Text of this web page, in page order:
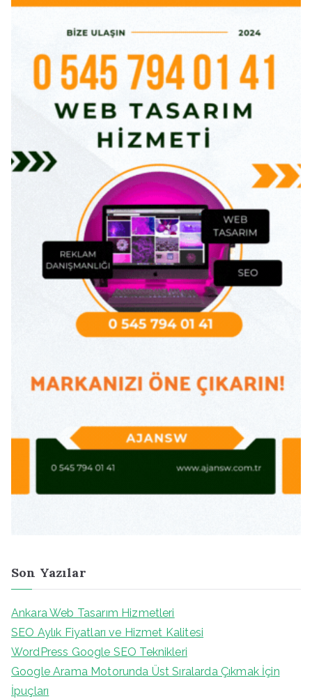
Son Yazılar
Ankara Web Tasarım Hizmetleri
SEO Aylık Fiyatları ve Hizmet Kalitesi
WordPress Google SEO Teknikleri
Google Arama Motorunda Üst Sıralarda Çıkmak İçin
İpuçları